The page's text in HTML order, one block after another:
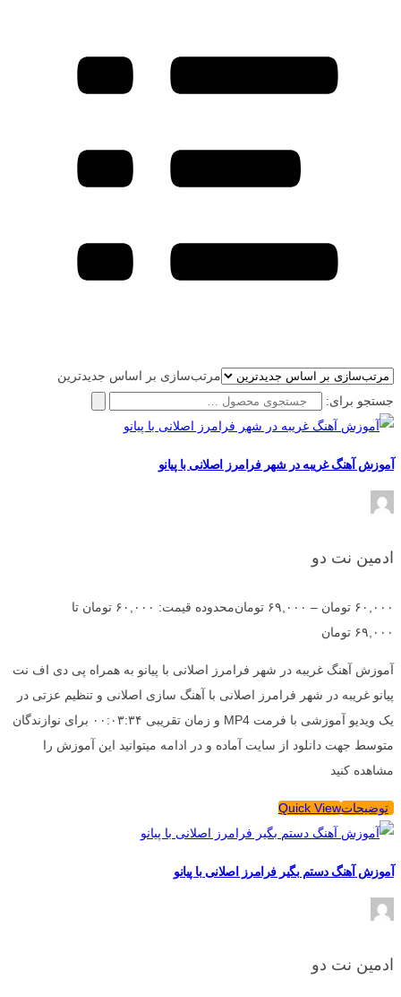
مرتب‌سازی بر اساس جدیدترین
جستجو برای:
آموزش آهنگ غریبه در شهر فرامرز اصلانی با پیانو
ادمین نت دو
۶۰,۰۰۰ تومان – ۶۹,۰۰۰ تومان
محدوده قیمت: ۶۰,۰۰۰ تومان تا
۶۹,۰۰۰ تومان
آموزش آهنگ غریبه در شهر فرامرز اصلانی با پیانو به همراه پی دی اف نت
پیانو غریبه در شهر فرامرز اصلانی با آهنگ سازی اصلانی و تنظیم عزتی در
یک ویدیو آموزشی با فرمت MP4 و زمان تقریبی ۰۰:۰۳:۳۴ برای نوازندگان
متوسط جهت دانلود از سایت آماده و در ادامه میتوانید این آموزش را
مشاهده کنید
توضیحاتQuick View
آموزش آهنگ دستم بگیر فرامرز اصلانی با پیانو
ادمین نت دو